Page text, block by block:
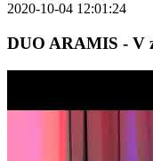
2020-10-04 12:01:24
DUO ARAMIS - V